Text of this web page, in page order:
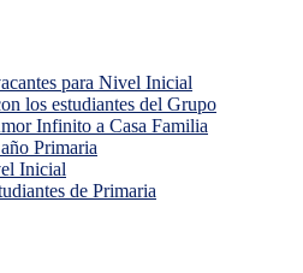
para Nivel Inicial
los estudiantes del Grupo
Infinito a Casa Familia
Primaria
Inicial
de Primaria